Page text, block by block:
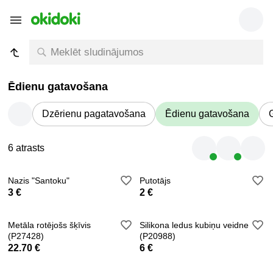
Ēdienu gatavošana
Dzērienu pagatavošana Ēdienu gatavošana
6 atrasts
Nazis "Santoku"
3 €
Putotājs
2 €
Metāla rotējošs šķīvis
(P27428)
22.70 €
Silikona ledus kubiņu veidne
(P20988)
6 €